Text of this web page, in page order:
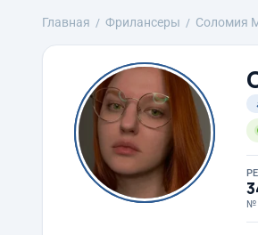
Главная Фрилансеры Соломия
№